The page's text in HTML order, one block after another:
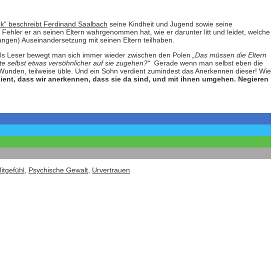
beschreibt Ferdinand Saalbach seine Kindheit und Jugend sowie seine
er an seinen Eltern wahrgenommen hat, wie er darunter litt und leidet, welche
Auseinandersetzung mit seinen Eltern teilhaben.
Leser bewegt man sich immer wieder zwischen den Polen „Das müssen die Eltern
selbst etwas versöhnlicher auf sie zugehen?“ Gerade wenn man selbst eben die
teilweise üble. Und ein Sohn verdient zumindest das Anerkennen dieser! Wie
dass wir anerkennen, dass sie da sind, und mit ihnen umgehen. Negieren
, Psychische Gewalt, Urvertrauen